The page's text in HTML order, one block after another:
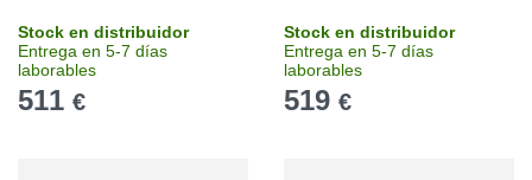
Stock en distribuidor
Entrega en 5-7 días
laborables
511 €
Stock en distribuidor
Entrega en 5-7 días
laborables
519 €